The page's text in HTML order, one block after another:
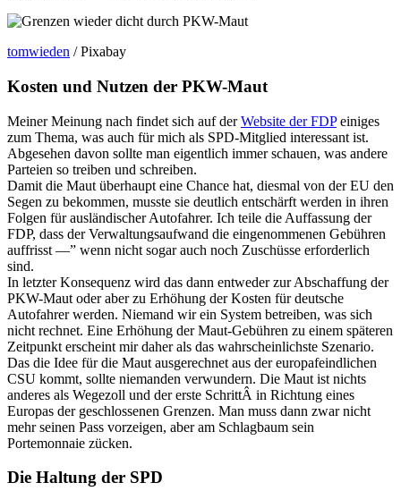
tomwieden / Pixabay
Kosten und Nutzen der PKW-Maut
Meiner Meinung nach findet sich auf derWebsite der FDPeiniges
zum Thema, was auch für mich als SPD-Mitglied interessant ist.
Abgesehen davon sollte man eigentlich immer schauen, was andere
Parteien so treiben und schreiben.
Damit die Maut überhaupt eine Chance hat, diesmal von der EU den
Segen zu bekommen, musste sie deutlich entschärft werden in ihren
Folgen für ausländischer Autofahrer. Ich teile die Auffassung der
FDP, dass der Verwaltungsaufwand die eingenommenen Gebühren
auffrisst —” wenn nicht sogar auch noch Zuschüsse erforderlich
sind.
In letzter Konsequenz wird das dann entweder zur Abschaffung der
PKW-Maut oder aber zu Erhöhung der Kosten für deutsche
Autofahrer werden. Niemand wir ein System betreiben, was sich
nicht rechnet. Eine Erhöhung der Maut-Gebühren zu einem späteren
Zeitpunkt erscheint mir daher als das wahrscheinlichste Szenario.
Das die Idee für die Maut ausgerechnet aus der europafeindlichen
CSU kommt, sollte niemanden verwundern. Die Maut ist nichts
anderes als Wegezoll und der erste SchrittÂ in Richtung eines
Europas der geschlossenen Grenzen. Man muss dann zwar nicht
mehr seinen Pass vorzeigen, aber am Schlagbaum sein
Portemonnaie zücken.
Die Haltung der SPD